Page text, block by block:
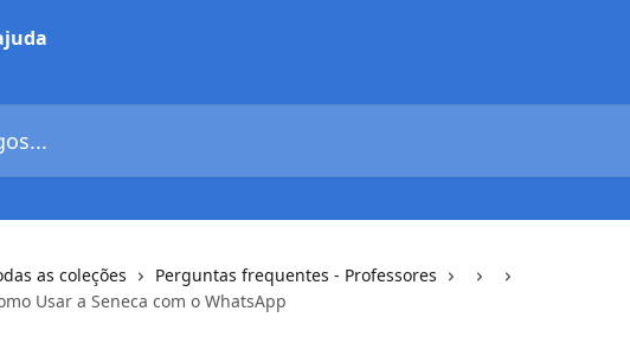
as coleções
Perguntas frequentes - Professores
Usar a Seneca com o WhatsApp